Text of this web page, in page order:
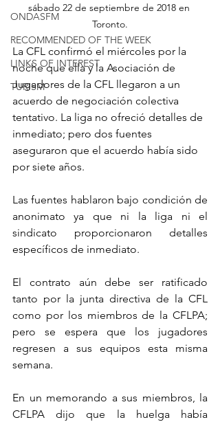
ONDASFM
RECOMMENDED OF THE WEEK
LINKS OF INTEREST
TURISM
sábado 22 de septiembre de 2018 en
Toronto.
La CFL confirmó el miércoles por la
noche que ella y la Asociación de
Jugadores de la CFL llegaron a un
acuerdo de negociación colectiva
tentativo. La liga no ofreció detalles de
inmediato; pero dos fuentes
aseguraron que el acuerdo había sido
por siete años.
Las fuentes hablaron bajo condición de
anonimato ya que ni la liga ni el
sindicato proporcionaron detalles
específicos de inmediato.
El contrato aún debe ser ratificado
tanto por la junta directiva de la CFL
como por los miembros de la CFLPA;
pero se espera que los jugadores
regresen a sus equipos esta misma
semana.
En un memorando a sus miembros, la
CFLPA dijo que la huelga había